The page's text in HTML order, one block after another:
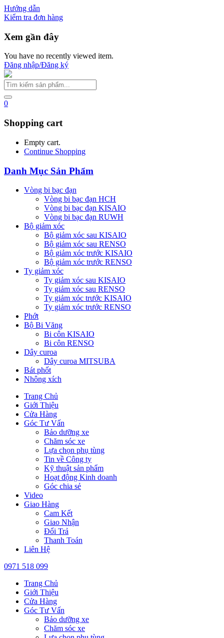
Hướng dẫn
Kiểm tra đơn hàng
Xem gần đây
You have no recently viewed item.
Đăng nhập/Đăng ký
0
Shopping cart
Empty cart.
Continue Shopping
Danh Mục Sản Phẩm
Vòng bi bạc đạn
Vòng bi bạc đạn HCH
Vòng bi bạc đạn KISAIO
Vòng bi bạc đạn RUWH
Bộ giảm xóc
Bộ giảm xóc sau KISAIO
Bộ giảm xóc sau RENSO
Bộ giảm xóc trước KISAIO
Bộ giảm xóc trước RENSO
Ty giảm xóc
Ty giảm xóc sau KISAIO
Ty giảm xóc sau RENSO
Ty giảm xóc trước KISAIO
Ty giảm xóc trước RENSO
Phớt
Bộ Bi Văng
Bi côn KISAIO
Bi côn RENSO
Dây curoa
Dây curoa MITSUBA
Bát phốt
Nhông xích
Trang Chủ
Giới Thiệu
Cửa Hàng
Góc Tư Vấn
Bảo dưỡng xe
Chăm sóc xe
Lựa chọn phụ tùng
Tin về Công ty
Kỹ thuật sản phẩm
Hoạt động Kinh doanh
Góc chia sẻ
Video
Giao Hàng
Cam Kết
Giao Nhận
Đổi Trả
Thanh Toán
Liên Hệ
0971 518 099
Trang Chủ
Giới Thiệu
Cửa Hàng
Góc Tư Vấn
Bảo dưỡng xe
Chăm sóc xe